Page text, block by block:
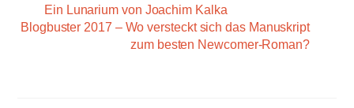
Ein Lunarium von Joachim Kalka
Blogbuster 2017 – Wo versteckt sich das Manuskript
zum besten Newcomer-Roman?